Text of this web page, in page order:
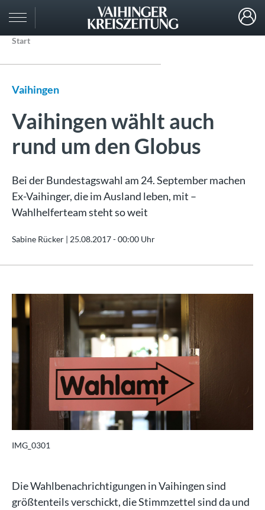
Start
Vaihingen
Vaihingen wählt auch
rund um den Globus
Bei der Bundestagswahl am 24. September machen
Ex-Vaihinger, die im Ausland leben, mit –
Wahlhelferteam steht so weit
Sabine Rücker | 25.08.2017 - 00:00 Uhr
IMG_0301
Die Wahlbenachrichtigungen in Vaihingen sind
größtenteils verschickt, die Stimmzettel sind da und